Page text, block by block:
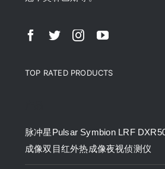
TOP RATED PRODUCTS
脉冲星Pulsar Symbion LRF
成像双目红外热成像夜视侦测仪